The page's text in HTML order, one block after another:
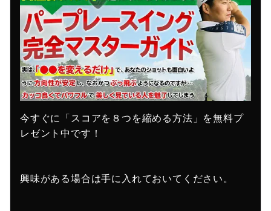
今すぐに「スコアを８つを縮める方法」を無料プ
レゼント中です！
興味がある場合は手に入れておいてください。